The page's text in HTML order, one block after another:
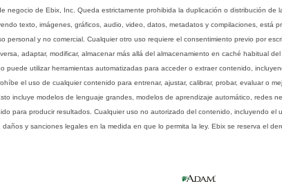
negocio de Ebix, Inc. Queda estrictamente prohibida la duplicación o distribución de
texto, imágenes, gráficos, audio, video, datos, metadatos y compilaciones, está
personal y no comercial. Cualquier otro uso requiere el consentimiento previo por
adaptar, modificar, almacenar más allá del almacenamiento en caché habitual
puede utilizar herramientas automatizadas para acceder o extraer contenido,
el uso de cualquier contenido para entrenar, ajustar, calibrar, probar, evaluar o
incluye modelos de lenguaje grandes, modelos de aprendizaje automático, redes
para producir resultados. Cualquier uso no autorizado del contenido, incluyendo
y sanciones legales en la medida en que lo permita la ley. Ebix se reserva el